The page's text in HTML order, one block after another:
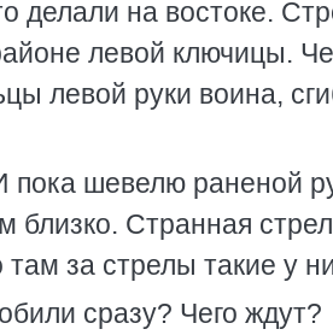
делали на востоке.
левой ключицы.
левой руки воина,
пока шевелю раненой
близко. Странная
за стрелы такие у
сразу? Чего ждут?